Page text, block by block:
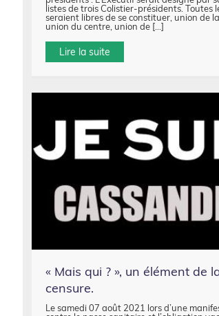
listes de trois Colistier-présidents. Toutes
seraient libres de se constituer, union de
union du centre, union de […]
Lire la suite
« Mais qui ? », un élément de
censure.
Le samedi 07 août 2021 lors d’une